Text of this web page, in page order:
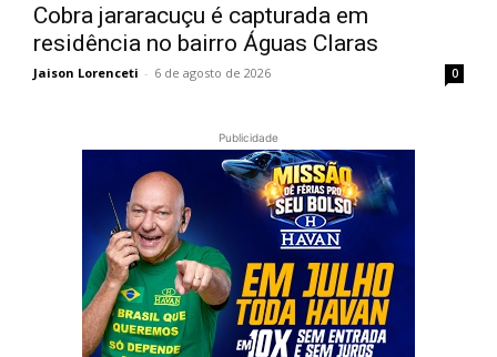
Cobra jararacuçu é capturada em
residência no bairro Águas Claras
Jaison Lorenceti - 6 de agosto de 2026 0
Publicidade